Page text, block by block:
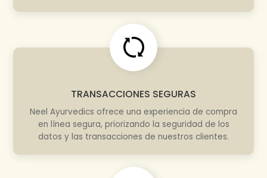
TRANSACCIONES SEGURAS
Neel Ayurvedics ofrece una experiencia de compra
en línea segura, priorizando la seguridad de los
datos y las transacciones de nuestros clientes.